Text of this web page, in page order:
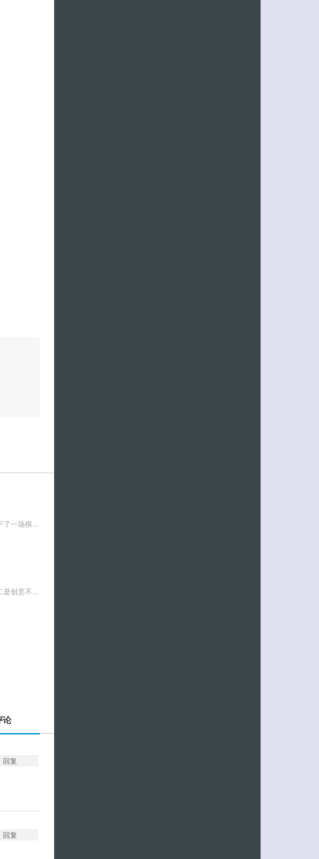
一场很…
创意不…
论
回复
回复